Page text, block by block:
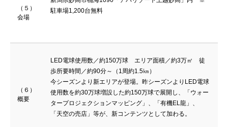
（５）
会場
駐車場1,200台無料
（６）
概要
LED電球使用数／約150万球 エリア面積／約3万㎡ 徒
歩所要時間／約90分～（1周約1.5㎞）
今シーズンより新エリアが登場。昨シーズンよりLED電球
使用数を約30万球増設した約150万球で展開し、「ウォー
タープロジェクションマッピング」、「有機EL龍」、
「天空の売店」等が、新コンテンツとして加わる。